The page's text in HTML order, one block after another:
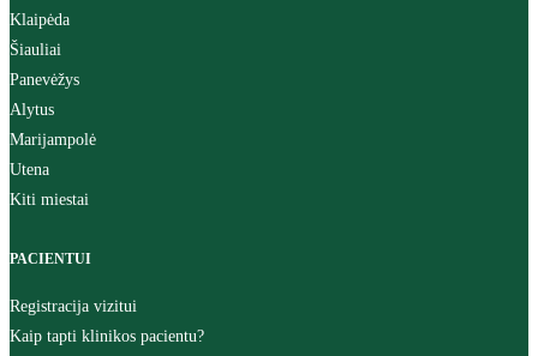
Klaipėda
Šiauliai
Panevėžys
Alytus
Marijampolė
Utena
Kiti miestai
PACIENTUI
Registracija vizitui
Kaip tapti klinikos pacientu?